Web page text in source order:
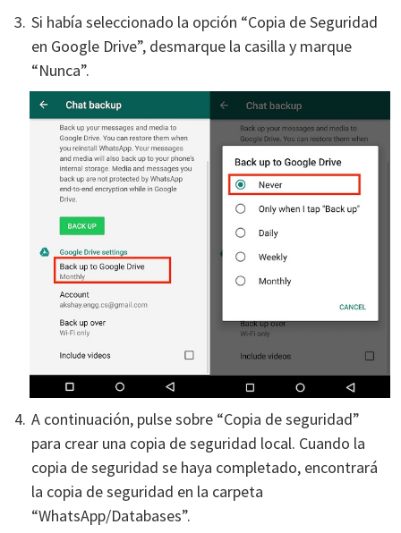
Si había seleccionado la opción “Copia de Seguridad
en Google Drive”, desmarque la casilla y marque
“Nunca”.
A continuación, pulse sobre “Copia de seguridad”
para crear una copia de seguridad local. Cuando la
copia de seguridad se haya completado, encontrará
la copia de seguridad en la carpeta
“WhatsApp/Databases”.